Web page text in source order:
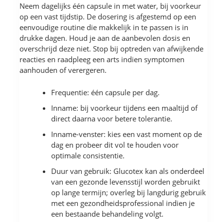
Neem dagelijks één capsule in met water, bij voorkeur
op een vast tijdstip. De dosering is afgestemd op een
eenvoudige routine die makkelijk in te passen is in
drukke dagen. Houd je aan de aanbevolen dosis en
overschrijd deze niet. Stop bij optreden van afwijkende
reacties en raadpleeg een arts indien symptomen
aanhouden of verergeren.
Frequentie: één capsule per dag.
Inname: bij voorkeur tijdens een maaltijd of
direct daarna voor betere tolerantie.
Inname-venster: kies een vast moment op de
dag en probeer dit vol te houden voor
optimale consistentie.
Duur van gebruik: Glucotex kan als onderdeel
van een gezonde levensstijl worden gebruikt
op lange termijn; overleg bij langdurig gebruik
met een gezondheidsprofessional indien je
een bestaande behandeling volgt.